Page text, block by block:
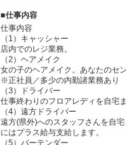
■仕事内容
仕事内容
（1）キャッシャー
店内でのレジ業務。
（2）ヘアメイク
女の子のヘアメイク。あなたのセ
※正社員／多少の内勤諸業務あり
（3）ドライバー
仕事終わりのフロアレディを自宅
（4）遠方ドライバー
遠方(県外)へのスタッフさんを自
にはプラス給与支給します。
（5）バーテンダー